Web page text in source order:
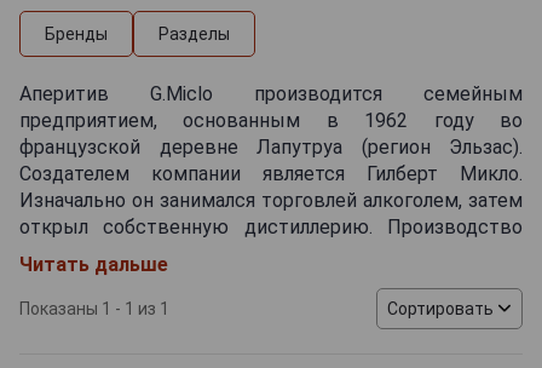
Бренды Разделы
Аперитив G.Miclo производится семейным
предприятием, основанным в 1962 году во
французской деревне Лапутруа (регион Эльзас).
Создателем компании является Гилберт Микло.
Изначально он занимался торговлей алкоголем, затем
открыл собственную дистиллерию. Производство
находится в районе, который славится старинными
традициями винокурения. Здесь ежегодно
перерабатывают несколько тысяч тонн свежих
Читать дальше
Показаны 1 - 1 из 1 Сортировать